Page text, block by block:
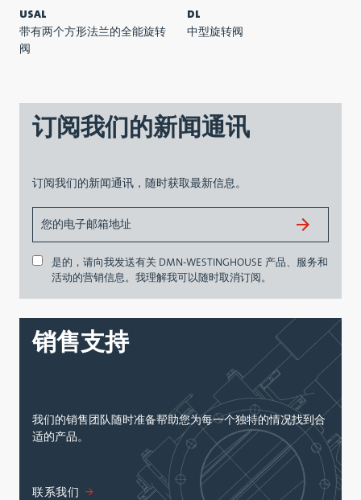
USAL
带有两个方形法兰的全能旋转
阀
DL
中型旋转阀
订阅我们的新闻通讯
订阅我们的新闻通讯，随时获取最新信息。
是的，请向我发送有关 DMN-WESTINGHOUSE 产品、服务和
活动的营销信息。我理解我可以随时取消订阅。
销售支持
我们的销售团队随时准备帮助您为每一个独特的情况找到合
适的产品。
联系我们